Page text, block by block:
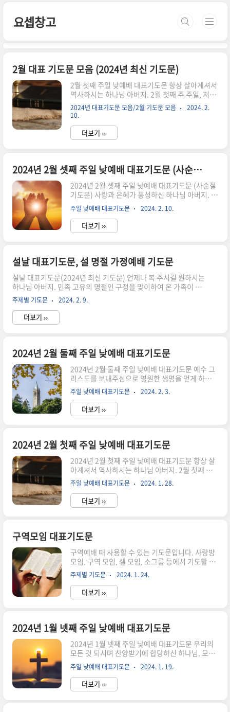
요셉창고
2월 대표 기도문 모음 (2024년 최신 기도문)
2월 첫째 주일 낮예배 대표기도문 항상 살아계셔서
역사하시는 하나님 아버지. 2월 첫째 주 주일, 저희
들의 발걸음을 주님의 전으로 인도해 주시니 감사
합니다. 지난 한 주간에도 하나님을 의지하며 살아
니다. 예배드리는 이 시간 함께하여 주셔서 새 힘을
더하여 주시고 풍성한 은혜로 채워주시옵소서. 우
주시니 감사합니다. 하나님을 전적으로 믿고 의지
하지만 연약한 심령임을 고백하오니 세상의 유혹에
흔들리지 않게 도와주시고, 우리의 지식을 앞세우
는 어리석음을 범하지 않게 붙잡아주옵소서. 시작
하는 한 해에 결단하고 간구한 모든 것들이 하나님
의 뜻대로 하나님이 부어주시는 은혜..
2024년 대표기도문 모음/2월 기도문 모음
2024. 2.
10.
더보기 ››
2024년 2월 셋째 주일 낮예배 대표기도문 (사순절 기도문)
2024년 2월 셋째 주일 낮예배 대표기도문 (사순절
기도문) 사랑과 은혜가 풍성하신 하나님 아버지. 하
나님의 자녀들이 거룩한 주일을 주님 앞에 나와 예
배하게 하심을 감사드립니다. 허물과 죄로 죽었던
우리를 십자가의 은혜와 한없이 베푸신 사랑으로
이 시간 하나님만을 예배하오니 우리의 예배를 받
연약함을 아시는 하나님 아버지. 이번 주 수요일 사
순절을 앞두고 인류의 죄를 대속하기 위해 십자가
를 지신 예수 그리스도의 사랑과 은혜를 마음에 새
기며 나아갑니다. 성령님의 도우심으로 말미암아
교만과 욕심, 불신과 원망의 죄악된 길에서 벗어나
구별되고 거룩한 삶으로 인도하여 주옵소서. 우리
주일 낮예배 대표기도문 2024. 2. 10.
더보기 ››
설날 대표기도문, 설 명절 가정예배 기도문
설날 대표기도문(2024년 최신 기도문) 언제나 복 주시길 원하시는
하나님 아버지. 민족 고유의 명절인 구정을 맞이하여 온 가족이 한
자리에 모여 하나님께 예배를 드리게 하시니 감사드립니다. 우리 가
족이 모여 드리는 예배를 기뻐 받아주시고 우리 집안의 주인이 되어
주옵소서. 지난 한 해 동안도 하나님의 은혜로 우리 가족들을 지켜
주시고 주 안에서 반갑게 만나 교제하게 하시니 감사합니다. 이 명
서 서로 화합하고 하나 될 수 있도록 축복하여 주옵소서. 가족들이
모이는 자리에 주님의 사랑으로 더욱 깊이 연결되기를 기도합니다.
가족들이 모여 대화를 나눌 때 서로의 믿음을 격려하고 주님 안..
주제별 기도문 2024. 2. 9.
더보기 ››
2024년 2월 둘째 주일 낮예배 대표기도문
2024년 2월 둘째 주일 낮예배 대표기도문 예수 그
리스도를 보내주심으로 영원한 생명을 얻게 하신
하나님. 언제나 가장 좋은 곳으로 인도하시고 보호
하여 주시니 감사합니다. 거룩하고 복된 주일을 맞
아 기쁨과 즐거움으로 하나님의 이름을 높이며 찬
양할 수 있게 하시니 감사드립니다. 신령과 진정으
은혜의 시간이 되게 하여 주옵소서. 저희를 긍휼히
여기시고 노하기를 더디 하시는 하나님 이 시간 우
리의 죄를 회개합니다. 믿음이 적어 주의 뜻대로 살
지 못한 저희의 허물과 죄를 용서하시고 십자가의
보혈로 깨끗하게 씻어주사 정결한 영으로 새롭게
하여 주옵소서. 이번 주 수요일부터 사순절이 시작
됩니다. 소망의 부활절을 기다리며 ..
주일 낮예배 대표기도문 2024. 2. 3.
더보기 ››
2024년 2월 첫째 주일 낮예배 대표기도문
2024년 2월 첫째 주일 낮예배 대표기도문 항상 살
아계셔서 역사하시는 하나님 아버지. 2월 첫째 주
주일, 저희들의 발걸음을 주님의 전으로 인도해 주
시니 감사합니다. 지난 한 주간에도 하나님을 의지
하며 살아가게 하시고 도우시며 인도하시는 은혜에
감사드립니다. 예배드리는 이 시간 함께하여 주셔
지. 매 순간 함께하시고 눈동자와 같이 지켜주시며
복을 더하여 주시니 감사합니다. 하나님을 전적으
로 믿고 의지하지만 연약한 심령임을 고백하오니
세상의 유혹에 흔들리지 않게 도와주시고, 우리의
지식을 앞세우는 어리석음을 범하지 않게 붙잡아주
옵소서. 시작하는 한 해에 결단하고 간구한 모든 것
들이 하나님의 뜻대로 하나님이 부어..
주일 낮예배 대표기도문 2024. 1. 28.
더보기 ››
구역모임 대표기도문
구역예배 때 사용할 수 있는 기도문입니다. 사랑방
모임, 구역 모임, 셀 모임, 소그룹 등에서 기도할 때
참고하세요. 이 기도문에는 구역모임을 위한 기도,
구역장과 구역원을 위한 기도, 말씀 나눔과 성도의
교제를 위한 기도 등이 들어가 있습니다. 구역예배
기도문 작성에 도움 되시길 바랍니다. 구역모임 대
있게 하심을 감사합니다. 기도하고 말씀을 나누며
서로 위로하고 하나님께 예배드리고 찬양하게 하시
니 감사합니다. 적은 인원이 모였지만 이 시간 놀라
운 하나님의 위로와 평강이 나타나는 시간 되게 하
옵소서. 이 자리에 참석한 집사님과 권사님들을 축
복하여 주시고 모임 가운데 나누어지는 이야기들이
모두 복음의 말씀들이..
주제별 기도문 2024. 1. 24.
더보기 ››
2024년 1월 넷째 주일 낮예배 대표기도문
2024년 1월 넷째 주일 낮예배 대표기도문 우리의
모든 것 되시며 찬양받기에 합당하신 하나님. 모든
이름 위에 뛰어나신 주님의 이름을 높여드립니다.
하나님의 사랑으로 지금까지 인도하시며 1월 마지
막 주 주일을 허락하시고 예배의 자리로 불러주시
니 감사합니다. 주님의 은혜에 감사하며 찬양과 영
주일 낮예배 대표기도문 2024. 1. 19.
더보기 ››